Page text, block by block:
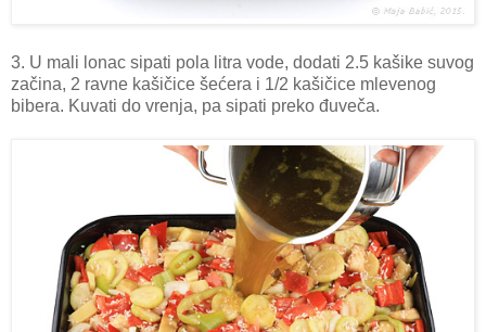
3. U mali lonac sipati pola litra vode, dodati 2.5 kašike suvog
začina, 2 ravne kašičice šećera i 1/2 kašičice mlevenog
bibera. Kuvati do vrenja, pa sipati preko đuveča.